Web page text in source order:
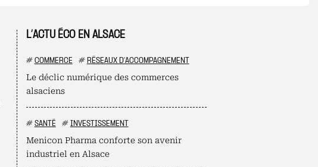
L’ACTU ÉCO EN ALSACE
# COMMERCE # RÉSEAUX D'ACCOMPAGNEMENT
Le déclic numérique des commerces
alsaciens
# SANTÉ # INVESTISSEMENT
Menicon Pharma conforte son avenir
industriel en Alsace